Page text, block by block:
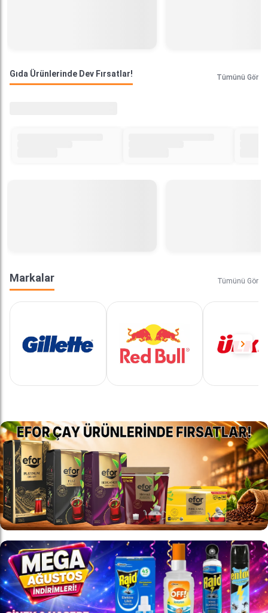
Gıda Ürünlerinde Dev Fırsatlar! Tümünü Gör
Markalar Tümünü Gör